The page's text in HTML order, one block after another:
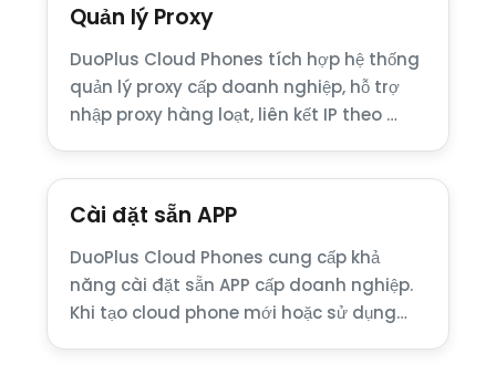
Quản lý Proxy
DuoPlus Cloud Phones tích hợp hệ thống
quản lý proxy cấp doanh nghiệp, hỗ trợ
nhập proxy hàng loạt, liên kết IP theo …
Cài đặt sẵn APP
DuoPlus Cloud Phones cung cấp khả
năng cài đặt sẵn APP cấp doanh nghiệp.
Khi tạo cloud phone mới hoặc sử dụng